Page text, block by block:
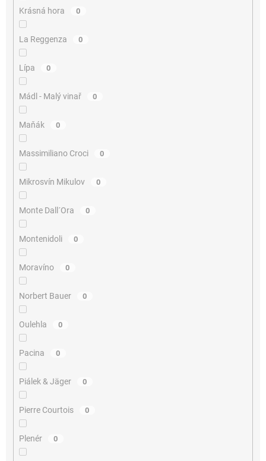
Krásná hora 0
La Reggenza 0
Lípa 0
Mádl - Malý vinař 0
Maňák 0
Massimiliano Croci 0
Mikrosvín Mikulov 0
Monte Dall´Ora 0
Montenidoli 0
Moravíno 0
Norbert Bauer 0
Oulehla 0
Pacina 0
Piálek & Jäger 0
Pierre Courtois 0
Plenér 0